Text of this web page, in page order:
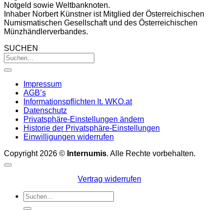
Notgeld sowie Weltbanknoten.
Inhaber Norbert Künstner ist Mitglied der Österreichischen
Numismatischen Gesellschaft und des Österreichischen
Münzhändlerverbandes.
SUCHEN
Impressum
AGB’s
Informationspflichten lt. WKO.at
Datenschutz
Privatsphäre-Einstellungen ändern
Historie der Privatsphäre-Einstellungen
Einwilligungen widerrufen
Copyright 2026 © Internumis. Alle Rechte vorbehalten.
Vertrag widerrufen
Suchen
nach: